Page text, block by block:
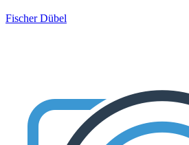
Fischer Dübel